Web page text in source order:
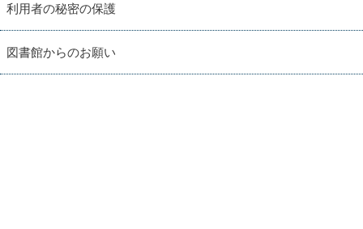
利用者の秘密の保護
図書館からのお願い